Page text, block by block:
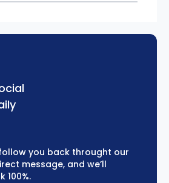
you back throught our
message, and we’ll
100%.